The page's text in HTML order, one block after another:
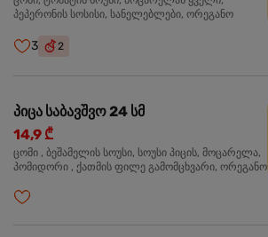
პეპერონის სოსისი, სანელებლები, ორეგანო
3 2
პიცა საბავშვო 24 სმ
14,9 ₾
ცომი , ბეშამელის სოუსი, სოუსი პიცის, მოცარელა,
პომიდორი , ქათმის ფილე გამომცხვარი, ორეგანო